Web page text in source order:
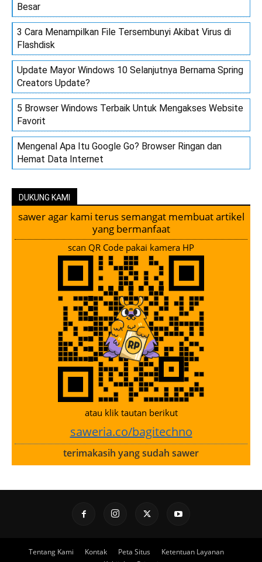
Besar
3 Cara Menampilkan File Tersembunyi Akibat Virus di
Flashdisk
Update Mayor Windows 10 Selanjutnya Bernama Spring
Creators Update?
5 Browser Windows Terbaik Untuk Mengakses Website
Favorit
Mengenal Apa Itu Google Go? Browser Ringan dan
Hemat Data Internet
DUKUNG KAMI
sawer agar kami terus semangat membuat artikel
yang bermanfaat
scan QR Code pakai kamera HP
atau klik tautan berikut
saweria.co/bagitechno
terimakasih yang sudah sawer
Tentang Kami Kontak Peta Situs
Ketentuan Layanan